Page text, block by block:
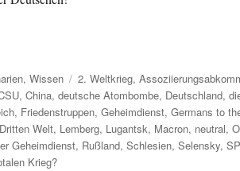
,Wissen Schlagwörter
2. Weltkrieg,
,China,deutsche Atombombe, Deutschland,
, Friedenstruppen,Geheimdienst,Germans to
Welt, Lemberg, Lugantsk, Macron, neutral,
Geheimdienst, Rußland,Schlesien,Selensky,
Krieg?